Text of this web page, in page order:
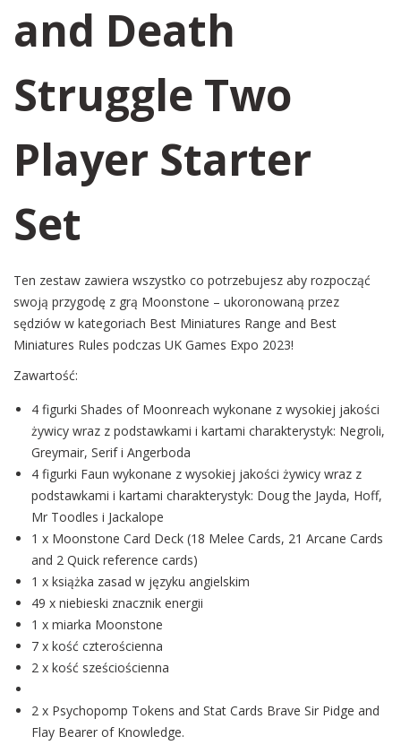
and Death
Struggle Two
Player Starter
Set
Ten zestaw zawiera wszystko co potrzebujesz aby rozpocząć
swoją przygodę z grą Moonstone – ukoronowaną przez
sędziów w kategoriach Best Miniatures Range and Best
Miniatures Rules podczas UK Games Expo 2023!
Zawartość:
4 figurki Shades of Moonreach wykonane z wysokiej jakości
żywicy wraz z podstawkami i kartami charakterystyk: Negroli,
Greymair, Serif i Angerboda
4 figurki Faun wykonane z wysokiej jakości żywicy wraz z
podstawkami i kartami charakterystyk: Doug the Jayda, Hoff,
Mr Toodles i Jackalope
1 x Moonstone Card Deck (18 Melee Cards, 21 Arcane Cards
and 2 Quick reference cards)
1 x książka zasad w języku angielskim
49 x niebieski znacznik energii
1 x miarka Moonstone
7 x kość czterościenna
2 x kość sześciościenna
2 x Psychopomp Tokens and Stat Cards Brave Sir Pidge and
Flay Bearer of Knowledge.